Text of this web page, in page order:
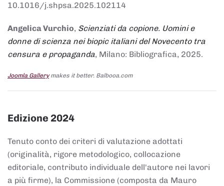
10.1016/j.shpsa.2025.102114
Angelica Vurchio, Scienziati da copione. Uomini e
donne di scienza nei biopic italiani del Novecento tra
censura e propaganda, Milano: Bibliografica, 2025.
Joomla Gallerymakes it better. Balbooa.com
Edizione 2024
Tenuto conto dei criteri di valutazione adottati
(originalità, rigore metodologico, collocazione
editoriale, contributo individuale dell'autore nei lavori
a più firme), la Commissione (composta da Mauro